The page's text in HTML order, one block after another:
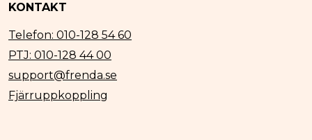
KONTAKT
Telefon: 010-128 54 60
PTJ: 010-128 44 00
support@frenda.se
Fjärruppkoppling